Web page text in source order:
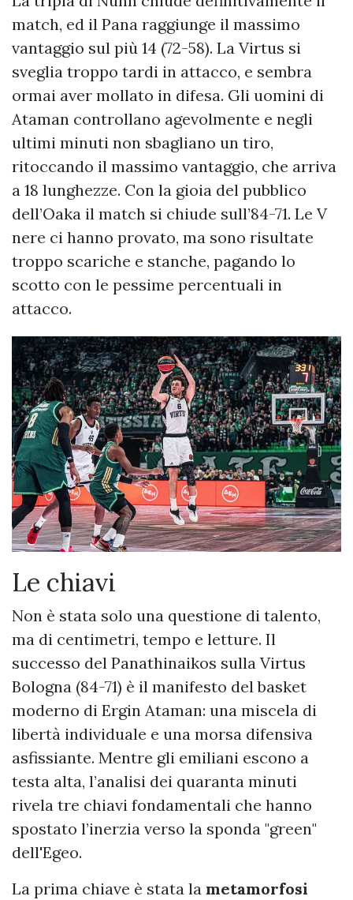
match, ed il Pana raggiunge il massimo
vantaggio sul più 14 (72-58). La Virtus si
sveglia troppo tardi in attacco, e sembra
ormai aver mollato in difesa. Gli uomini di
Ataman controllano agevolmente e negli
ultimi minuti non sbagliano un tiro,
ritoccando il massimo vantaggio, che arriva
a 18 lunghezze. Con la gioia del pubblico
dell’Oaka il match si chiude sull’84-71. Le V
nere ci hanno provato, ma sono risultate
troppo scariche e stanche, pagando lo
scotto con le pessime percentuali in
attacco.
Le chiavi
Non è stata solo una questione di talento,
ma di centimetri, tempo e letture. Il
successo del Panathinaikos sulla Virtus
Bologna (84-71) è il manifesto del basket
moderno di Ergin Ataman: una miscela di
libertà individuale e una morsa difensiva
asfissiante. Mentre gli emiliani escono a
testa alta, l’analisi dei quaranta minuti
rivela tre chiavi fondamentali che hanno
spostato l’inerzia verso la sponda "green"
dell'Egeo.
La prima chiave è stata la metamorfosi